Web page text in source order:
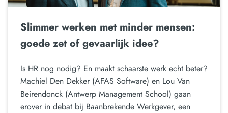
Slimmer werken met minder mensen:
goede zet of gevaarlijk idee?
Is HR nog nodig? En maakt schaarste werk echt beter?
Machiel Den Dekker (AFAS Software) en Lou Van
Beirendonck (Antwerp Management School) gaan
erover in debat bij Baanbrekende Werkgever, een